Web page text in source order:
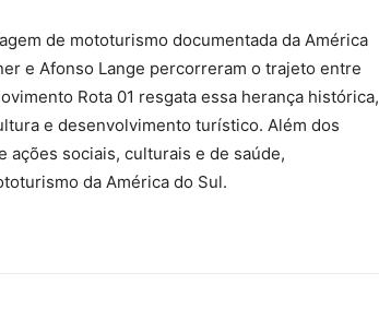
de mototurismo documentada da América
e Afonso Lange percorreram o trajeto entre
Rota 01 resgata essa herança histórica,
e desenvolvimento turístico. Além dos
sociais, culturais e de saúde,
da América do Sul.